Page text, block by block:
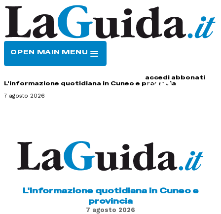
OPEN MAIN MENU
accedi abbonati
L'informazione quotidiana in Cuneo e provincia
7 agosto 2026
L'informazione quotidiana in Cuneo e
provincia
7 agosto 2026